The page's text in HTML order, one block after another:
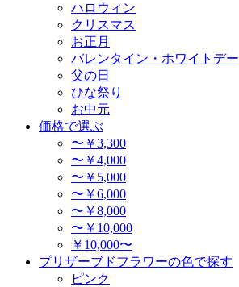
ハロウィン
クリスマス
お正月
バレンタイン・ホワイトデー
父の日
ひな祭り
お中元
価格で選ぶ
〜￥3,300
〜￥4,000
〜￥5,000
〜￥6,000
〜￥8,000
〜￥10,000
￥10,000〜
プリザーブドフラワーの色で探す
ピンク